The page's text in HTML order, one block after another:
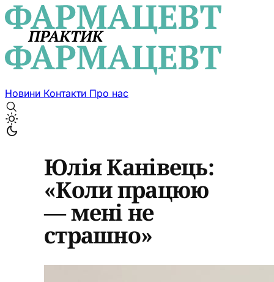
Новини Контакти Про нас
Юлія Канівець:
«Коли працюю
— мені не
страшно»